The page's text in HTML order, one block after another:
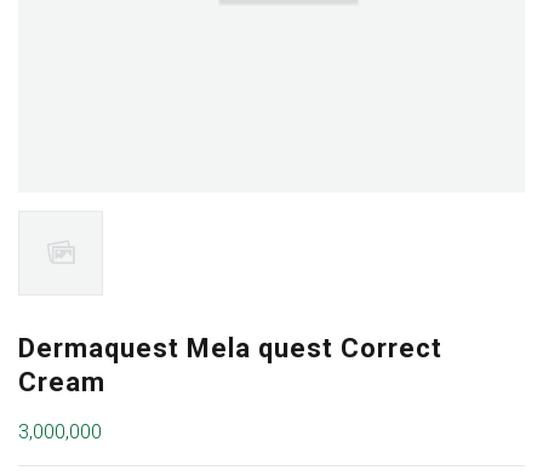
Dermaquest Mela quest Correct
Cream
3,000,000